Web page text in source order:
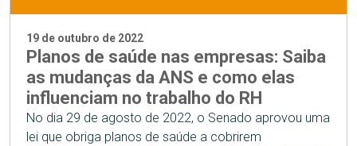
19 de outubro de 2022
Planos de saúde nas empresas: Saiba
as mudanças da ANS e como elas
influenciam no trabalho do RH
No dia 29 de agosto de 2022, o Senado aprovou uma
lei que obriga planos de saúde a cobrirem